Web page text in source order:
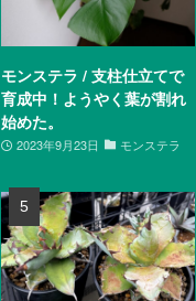
モンステラ / 支柱仕立てで
育成中！ようやく葉が割れ
始めた。
2023年9月23日 モンステラ